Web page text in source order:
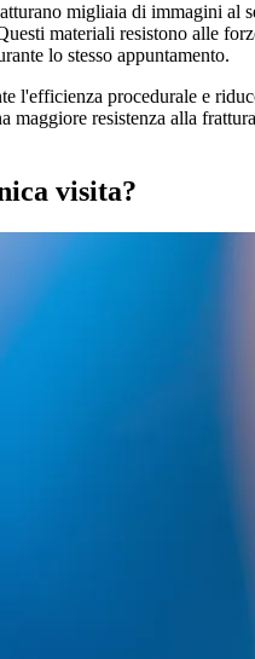
migliaia di immagini al
materiali resistono alle
lo stesso appuntamento.
procedurale e
resistenza alla
visita?